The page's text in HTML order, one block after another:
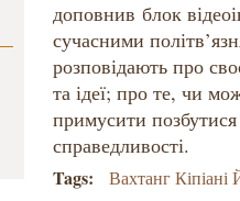
доповнив блок
сучасними
розповідають про
та ідеї; про те, чи
примусити позбутися
справедливості.
Tags: Вахтанг